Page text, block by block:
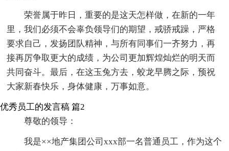
荣誉属于昨日，重要的是这天怎样做，在新的一年
里，我们必须不会辜负领导们的期望，戒骄戒躁，严格
要求自己，发扬团队精神，与所有同事们一齐努力，再
接再厉争取更大的成绩，为公司更加辉煌灿烂的明天而
共同奋斗。最后，在这玉兔方去，蛟龙早腾之际，预祝
大家新春快乐，身体健康，万事如意。
优秀员工的发言稿 篇2
尊敬的领导：
我是××地产集团公司xxx部一名普通员工，作为这个